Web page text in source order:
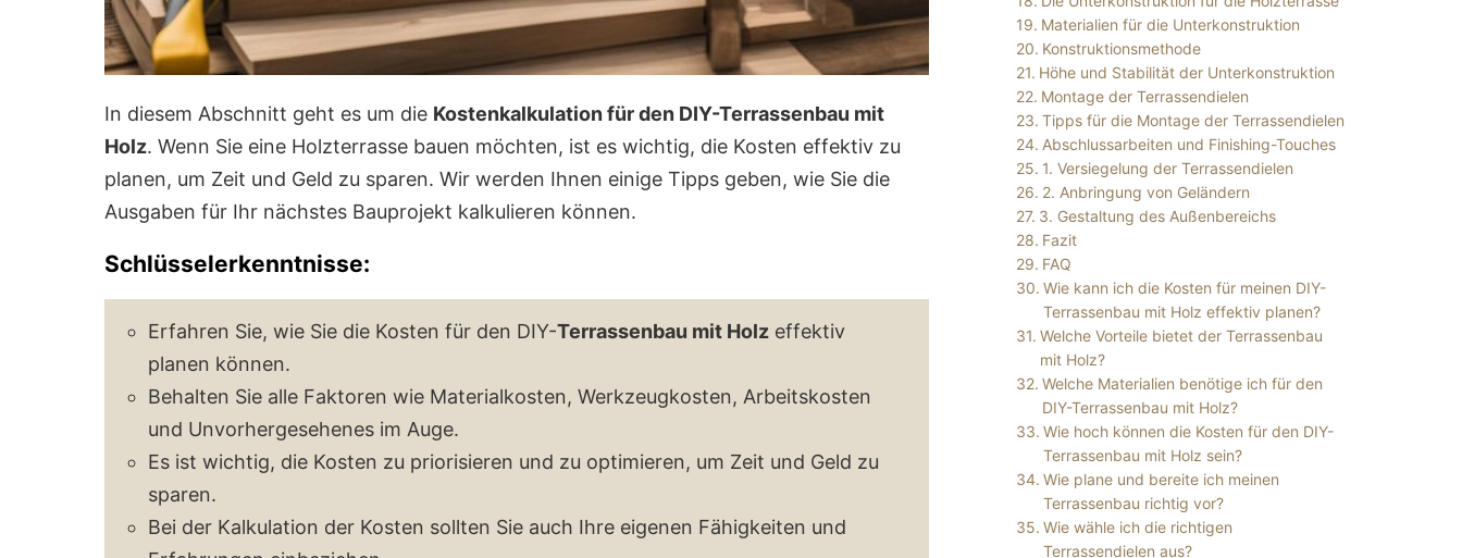
In diesem Abschnitt geht es um die Kostenkalkulation für den DIY-Terrassenbau mit
Holz. Wenn Sie eine Holzterrasse bauen möchten, ist es wichtig, die Kosten effektiv zu
planen, um Zeit und Geld zu sparen. Wir werden Ihnen einige Tipps geben, wie Sie die
Ausgaben für Ihr nächstes Bauprojekt kalkulieren können.
Schlüsselerkenntnisse:
Erfahren Sie, wie Sie die Kosten für den DIY-Terrassenbau mit Holz effektiv
planen können.
Behalten Sie alle Faktoren wie Materialkosten, Werkzeugkosten, Arbeitskosten
und Unvorhergesehenes im Auge.
Es ist wichtig, die Kosten zu priorisieren und zu optimieren, um Zeit und Geld zu
sparen.
Bei der Kalkulation der Kosten sollten Sie auch Ihre eigenen Fähigkeiten und
Materialien für die Unterkonstruktion
Konstruktionsmethode
Höhe und Stabilität der Unterkonstruktion
Montage der Terrassendielen
Tipps für die Montage der Terrassendielen
Abschlussarbeiten und Finishing-Touches
1. Versiegelung der Terrassendielen
2. Anbringung von Geländern
3. Gestaltung des Außenbereichs
Fazit
FAQ
Wie kann ich die Kosten für meinen DIY-
Terrassenbau mit Holz effektiv planen?
Welche Vorteile bietet der Terrassenbau
mit Holz?
Welche Materialien benötige ich für den
DIY-Terrassenbau mit Holz?
Wie hoch können die Kosten für den DIY-
Terrassenbau mit Holz sein?
Wie plane und bereite ich meinen
Terrassenbau richtig vor?
Wie wähle ich die richtigen
Terrassendielen aus?